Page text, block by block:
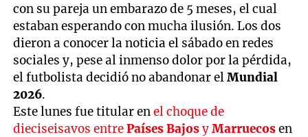
con su pareja un embarazo de 5 meses, el cual
estaban esperando con mucha ilusión. Los dos
dieron a conocer la noticia el sábado en redes
sociales y, pese al inmenso dolor por la pérdida,
el futbolista decidió no abandonar elMundial
2026.
Este lunes fue titular enel choque de
dieciseisavos entrePaíses BajosyMarruecosen